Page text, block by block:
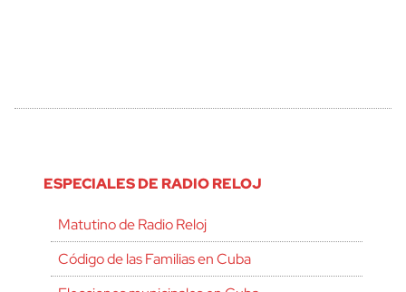
ESPECIALES DE RADIO RELOJ
Matutino de Radio Reloj
Código de las Familias en Cuba